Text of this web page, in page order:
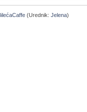
(Urednik:Jelena)